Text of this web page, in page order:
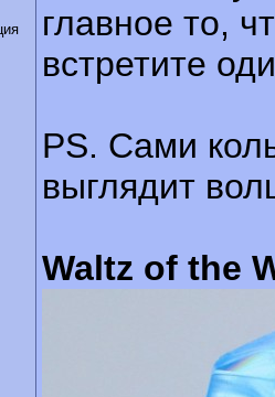
главное то,
встретите
PS. Сами
выглядит
Waltz of the